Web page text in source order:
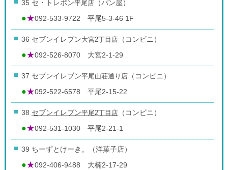
35 セ・トレボン平尾店（パン屋）
●★092-533-9722 平尾5-3-46 1F
36 セブンイレブン大宮2丁目店（コンビニ）
●★092-526-8070 大宮2-1-29
37 セブンイレブン平尾山荘通り店（コンビニ）
●★092-522-6578 平尾2-15-22
38 セブンイレブン平尾2丁目店（コンビニ）
●★092-531-1030 平尾2-21-1
39 ちーずとけーき。（洋菓子店）
●★092-406-9488 大楠2-17-29